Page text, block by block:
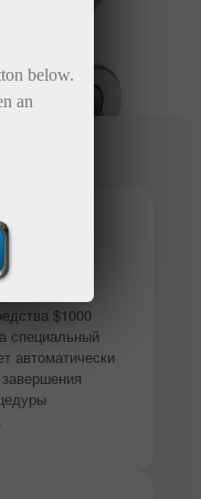
$1000
специальный
автоматически
below.
an